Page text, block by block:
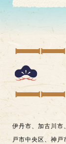
伊丹市、 加古川市、
戸市中央区 、 神戸